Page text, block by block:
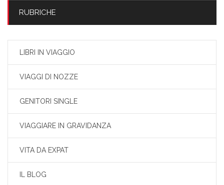
RUBRICHE
LIBRI IN VIAGGIO
VIAGGI DI NOZZE
GENITORI SINGLE
VIAGGIARE IN GRAVIDANZA
VITA DA EXPAT
IL BLOG